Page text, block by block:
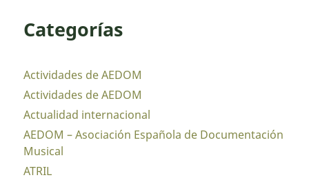
Categorías
Actividades de AEDOM
Actividades de AEDOM
Actualidad internacional
AEDOM – Asociación Española de Documentación
Musical
ATRIL